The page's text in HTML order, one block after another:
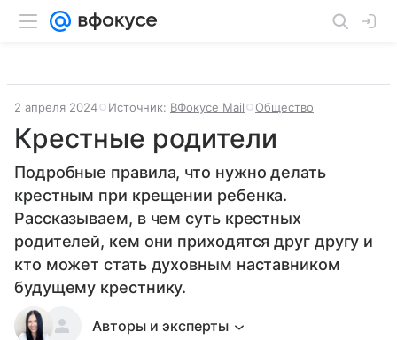
2 апреля 2024 Источник: ВФокусе Mail Общество
Крестные родители
Подробные правила, что нужно делать
крестным при крещении ребенка.
Рассказываем, в чем суть крестных
родителей, кем они приходятся друг другу и
кто может стать духовным наставником
будущему крестнику.
Авторы и эксперты